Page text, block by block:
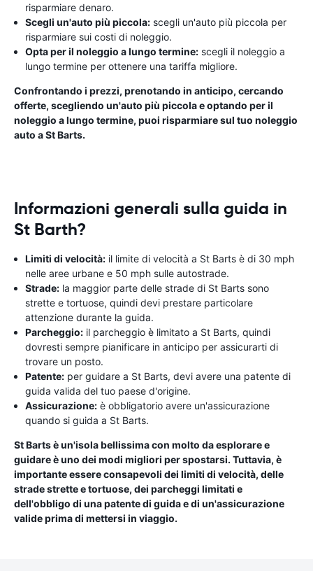
risparmiare denaro.
Scegli un'auto più piccola: scegli un'auto più piccola per
risparmiare sui costi di noleggio.
Opta per il noleggio a lungo termine: scegli il noleggio a
lungo termine per ottenere una tariffa migliore.
Confrontando i prezzi, prenotando in anticipo, cercando
offerte, scegliendo un'auto più piccola e optando per il
noleggio a lungo termine, puoi risparmiare sul tuo noleggio
auto a St Barts.
Informazioni generali sulla guida in
St Barth?
Limiti di velocità: il limite di velocità a St Barts è di 30 mph
nelle aree urbane e 50 mph sulle autostrade.
Strade: la maggior parte delle strade di St Barts sono
strette e tortuose, quindi devi prestare particolare
attenzione durante la guida.
Parcheggio: il parcheggio è limitato a St Barts, quindi
dovresti sempre pianificare in anticipo per assicurarti di
trovare un posto.
Patente: per guidare a St Barts, devi avere una patente di
guida valida del tuo paese d'origine.
Assicurazione: è obbligatorio avere un'assicurazione
quando si guida a St Barts.
St Barts è un'isola bellissima con molto da esplorare e
guidare è uno dei modi migliori per spostarsi. Tuttavia, è
importante essere consapevoli dei limiti di velocità, delle
strade strette e tortuose, dei parcheggi limitati e
dell'obbligo di una patente di guida e di un'assicurazione
valide prima di mettersi in viaggio.